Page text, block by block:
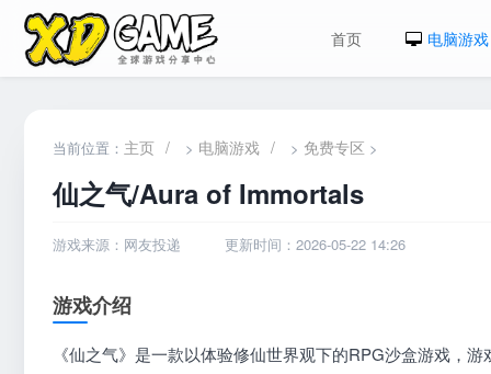
首页 电脑游戏
当前位置： 主页 / > 电脑游戏 / > 免费专区 >
仙之气/Aura of Immortals
游戏来源：网友投递 更新时间：2026-05-22 14:26
游戏介绍
《仙之气》是一款以体验修仙世界观下的RPG沙盒游戏，